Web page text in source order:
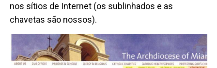
nos sítios de Internet (os sublinhados e as
chavetas são nossos).